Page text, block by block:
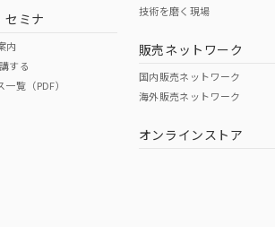
O O
ページへ
ください
セミナ
内
する
覧（PDF）
技術を磨く現場
販売ネットワーク
国内販売ネットワーク
海外販売ネットワーク
オンラインストア